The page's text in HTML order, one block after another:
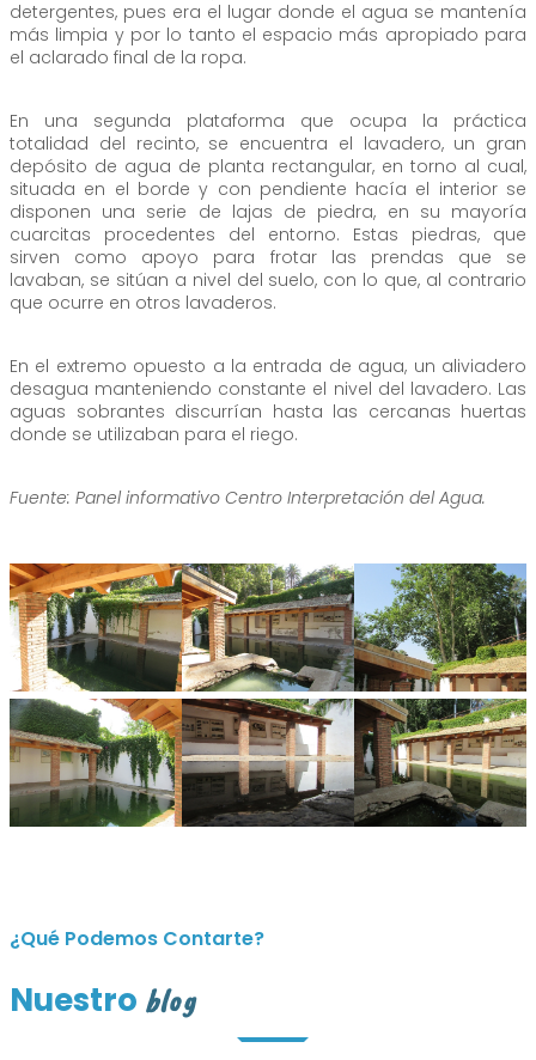
detergentes, pues era el lugar donde el agua se mantenía
más limpia y por lo tanto el espacio más apropiado para
el aclarado final de la ropa.
En una segunda plataforma que ocupa la práctica
totalidad del recinto, se encuentra el lavadero, un gran
depósito de agua de planta rectangular, en torno al cual,
situada en el borde y con pendiente hacía el interior se
disponen una serie de lajas de piedra, en su mayoría
cuarcitas procedentes del entorno. Estas piedras, que
sirven como apoyo para frotar las prendas que se
lavaban, se sitúan a nivel del suelo, con lo que, al contrario
que ocurre en otros lavaderos.
En el extremo opuesto a la entrada de agua, un aliviadero
desagua manteniendo constante el nivel del lavadero. Las
aguas sobrantes discurrían hasta las cercanas huertas
donde se utilizaban para el riego.
Fuente: Panel informativo Centro Interpretación del Agua.
¿Qué Podemos Contarte?
Nuestro blog